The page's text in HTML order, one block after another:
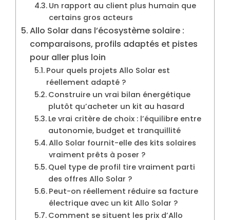
Un rapport au client plus humain que
certains gros acteurs
Allo Solar dans l’écosystème solaire :
comparaisons, profils adaptés et pistes
pour aller plus loin
Pour quels projets Allo Solar est
réellement adapté ?
Construire un vrai bilan énergétique
plutôt qu’acheter un kit au hasard
Le vrai critère de choix : l’équilibre entre
autonomie, budget et tranquillité
Allo Solar fournit-elle des kits solaires
vraiment prêts à poser ?
Quel type de profil tire vraiment parti
des offres Allo Solar ?
Peut-on réellement réduire sa facture
électrique avec un kit Allo Solar ?
Comment se situent les prix d’Allo